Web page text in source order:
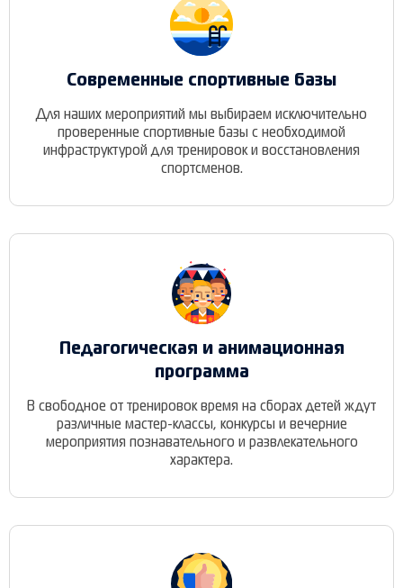
Современные спортивные базы
Для наших мероприятий мы выбираем исключительно
проверенные спортивные базы с необходимой
инфраструктурой для тренировок и восстановления
спортсменов.
Педагогическая и анимационная
программа
В свободное от тренировок время на сборах детей ждут
различные мастер-классы, конкурсы и вечерние
мероприятия познавательного и развлекательного
характера.